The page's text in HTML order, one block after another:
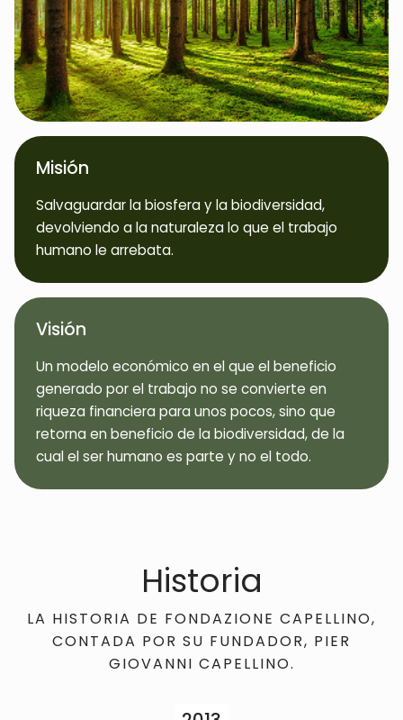
Misión
Salvaguardar la biosfera y la biodiversidad,
devolviendo a la naturaleza lo que el trabajo
humano le arrebata.
Visión
Un modelo económico en el que el beneficio
generado por el trabajo no se convierte en
riqueza financiera para unos pocos, sino que
retorna en beneficio de la biodiversidad, de la
cual el ser humano es parte y no el todo.
Historia
LA HISTORIA DE FONDAZIONE CAPELLINO,
CONTADA POR SU FUNDADOR, PIER
GIOVANNI CAPELLINO.